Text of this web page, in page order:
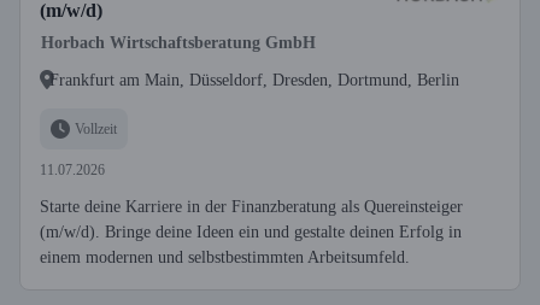
(m/w/d)
Horbach Wirtschaftsberatung GmbH
Frankfurt am Main, Düsseldorf, Dresden, Dortmund, Berlin
Vollzeit
11.07.2026
Starte deine Karriere in der Finanzberatung als Quereinsteiger
(m/w/d). Bringe deine Ideen ein und gestalte deinen Erfolg in
einem modernen und selbstbestimmten Arbeitsumfeld.